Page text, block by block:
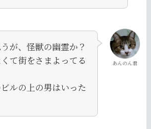
あんのん君
が、怪獣の幽霊か？
て街をさまよってる
ルの上の男はいった